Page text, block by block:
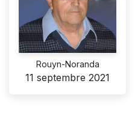
Rouyn-Noranda
11 septembre 2021